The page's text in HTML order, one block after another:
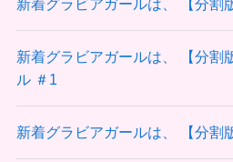
新着グラビアガールは、 【分割
新着グラビアガールは、 【分割
ル ＃1
新着グラビアガールは、 【分割